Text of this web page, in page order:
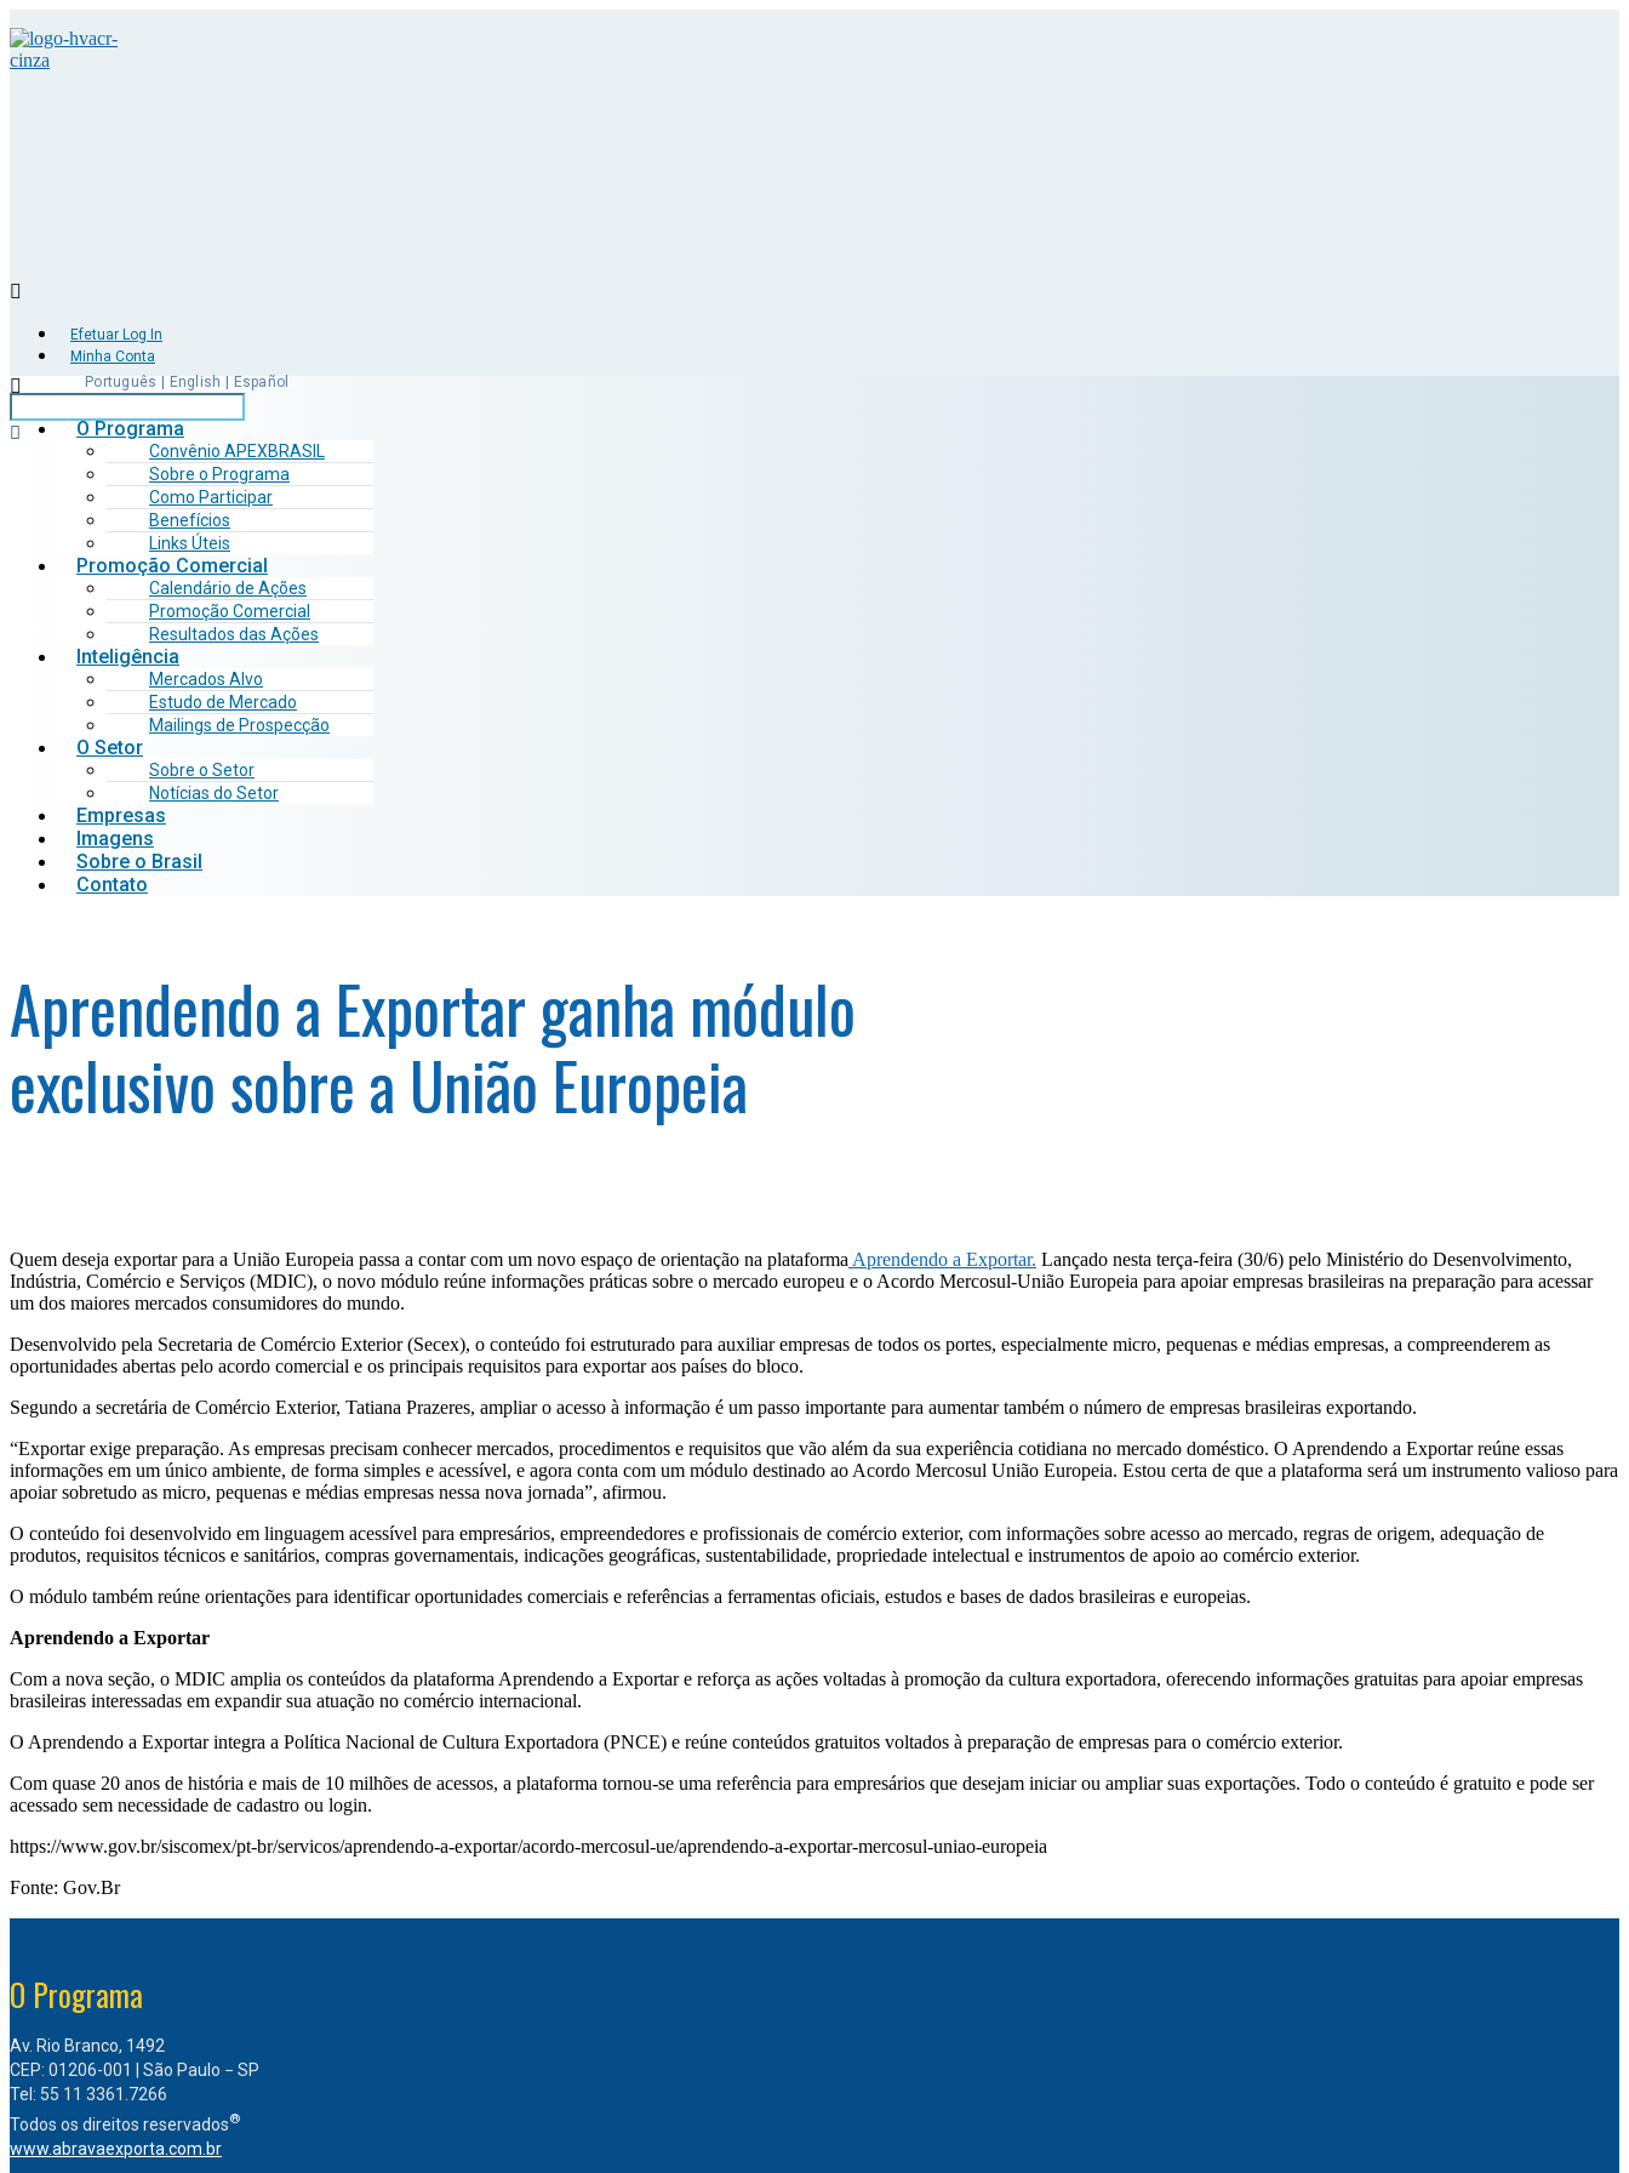
Efetuar Log In
Minha Conta
Português | English | Español
O Programa
Convênio APEXBRASIL
Sobre o Programa
Como Participar
Benefícios
Links Úteis
Promoção Comercial
Calendário de Ações
Promoção Comercial
Resultados das Ações
Inteligência
Mercados Alvo
Estudo de Mercado
Mailings de Prospecção
O Setor
Sobre o Setor
Notícias do Setor
Empresas
Imagens
Sobre o Brasil
Contato
Aprendendo a Exportar ganha módulo
exclusivo sobre a União Europeia
Quem deseja exportar para a União Europeia passa a contar com um novo espaço de orientação na plataforma Aprendendo a Exportar. Lançado nesta terça-feira (30/6) pelo Ministério do Desenvolvimento,
Indústria, Comércio e Serviços (MDIC), o novo módulo reúne informações práticas sobre o mercado europeu e o Acordo Mercosul-União Europeia para apoiar empresas brasileiras na preparação para acessar
um dos maiores mercados consumidores do mundo.
Desenvolvido pela Secretaria de Comércio Exterior (Secex), o conteúdo foi estruturado para auxiliar empresas de todos os portes, especialmente micro, pequenas e médias empresas, a compreenderem as
oportunidades abertas pelo acordo comercial e os principais requisitos para exportaraos países do bloco.
Segundo a secretária de Comércio Exterior, Tatiana Prazeres, ampliar o acesso à informação é um passo importante para aumentartambém o número de empresas brasileiras exportando.
“Exportar exige preparação. As empresas precisam conhecer mercados, procedimentos e requisitos que vão além da sua experiência cotidiana no mercado doméstico. O Aprendendo a Exportar reúne essas
informações em um único ambiente, de forma simples e acessível, e agora conta com um módulo destinado ao Acordo Mercosul União Europeia. Estou certa de que a plataforma será um instrumento valioso para
apoiar sobretudo as micro, pequenas e médias empresas nessa nova jornada”, afirmou.
O conteúdo foi desenvolvido em linguagem acessível para empresários, empreendedores e profissionais de comércio exterior, com informações sobre acesso ao mercado, regras de origem, adequação de
produtos, requisitos técnicos e sanitários, compras governamentais, indicações geográficas, sustentabilidade, propriedade intelectual e instrumentos de apoio ao comércio exterior.
O módulo também reúne orientações para identificar oportunidades comerciais e referências a ferramentas oficiais, estudos e bases de dados brasileiras e europeias.
Aprendendo a Exportar
Com a nova seção, o MDIC amplia os conteúdos da plataforma Aprendendo a Exportar e reforça as ações voltadas à promoção da cultura exportadora, oferecendo informações gratuitas para apoiar empresas
brasileiras interessadas em expandir sua atuação no comércio internacional.
O Aprendendo a Exportar integra a Política Nacional de Cultura Exportadora (PNCE) e reúne conteúdos gratuitos voltados à preparação de empresas para o comércio exterior.
Com quase 20 anos de história e mais de 10 milhões de acessos, a plataforma tornou-se uma referência para empresários que desejam iniciar ou ampliar suas exportações. Todo o conteúdo é gratuito e pode ser
acessado sem necessidade de cadastro ou login.
https://www.gov.br/siscomex/pt-br/servicos/aprendendo-a-exportar/acordo-mercosul-ue/aprendendo-a-exportar-mercosul-uniao-europeia
Fonte: Gov.Br
O Programa
Av. Rio Branco, 1492
CEP: 01206-001 | São Paulo − SP
Tel: 55 11 3361.7266
Todos os direitos reservados®
www.abravaexporta.com.br